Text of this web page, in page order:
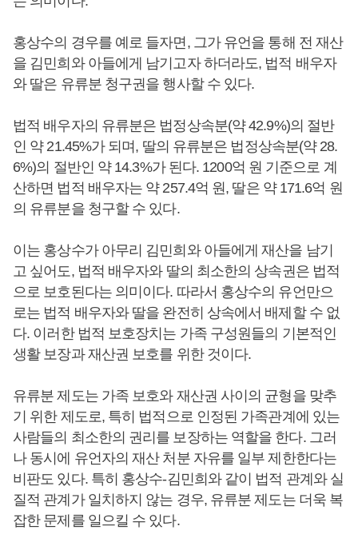
홍상수의 경우를 예로 들자면, 그가 유언을 통해 전 재산
을 김민희와 아들에게 남기고자 하더라도, 법적 배우자
와 딸은 유류분 청구권을 행사할 수 있다.
법적 배우자의 유류분은 법정상속분(약 42.9%)의 절반
인 약 21.45%가 되며, 딸의 유류분은 법정상속분(약 28.
6%)의 절반인 약 14.3%가 된다. 1200억 원 기준으로 계
산하면 법적 배우자는 약 257.4억 원, 딸은 약 171.6억 원
의 유류분을 청구할 수 있다.
이는 홍상수가 아무리 김민희와 아들에게 재산을 남기
고 싶어도, 법적 배우자와 딸의 최소한의 상속권은 법적
으로 보호된다는 의미이다. 따라서 홍상수의 유언만으
로는 법적 배우자와 딸을 완전히 상속에서 배제할 수 없
다. 이러한 법적 보호장치는 가족 구성원들의 기본적인
생활 보장과 재산권 보호를 위한 것이다.
유류분 제도는 가족 보호와 재산권 사이의 균형을 맞추
기 위한 제도로, 특히 법적으로 인정된 가족관계에 있는
사람들의 최소한의 권리를 보장하는 역할을 한다. 그러
나 동시에 유언자의 재산 처분 자유를 일부 제한한다는
비판도 있다. 특히 홍상수-김민희와 같이 법적 관계와 실
질적 관계가 일치하지 않는 경우, 유류분 제도는 더욱 복
잡한 문제를 일으킬 수 있다.